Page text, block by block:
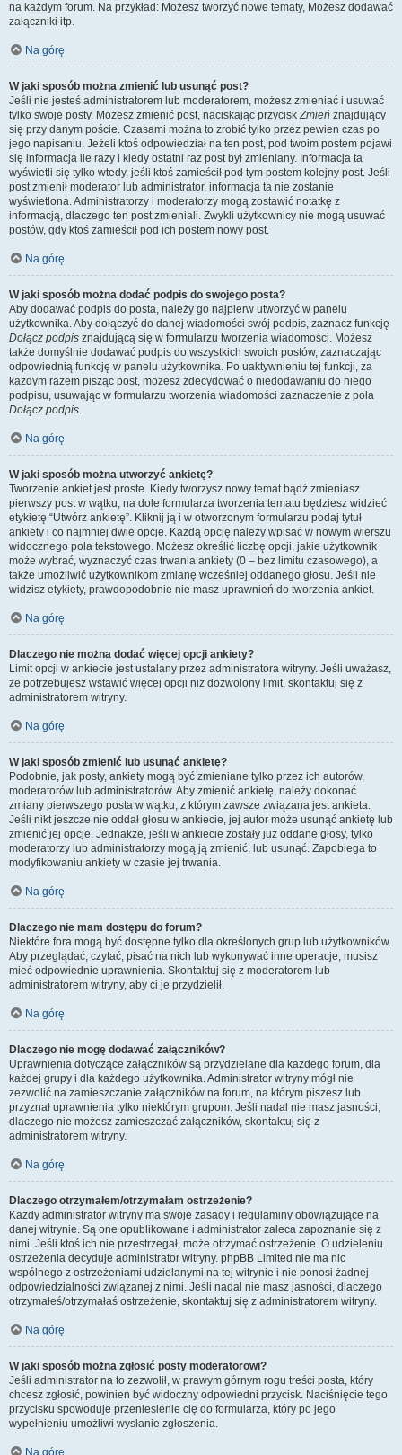
na każdym forum. Na przykład: Możesz tworzyć nowe tematy, Możesz dodawać
załączniki itp.
Na górę
W jaki sposób można zmienić lub usunąć post?
Jeśli nie jesteś administratorem lub moderatorem, możesz zmieniać i usuwać
tylko swoje posty. Możesz zmienić post, naciskając przyciskZmień znajdujący
się przy danym poście. Czasami można to zrobić tylko przez pewien czas po
jego napisaniu. Jeżeli ktoś odpowiedział na ten post, pod twoim postem pojawi
się informacja ile razy i kiedy ostatni raz post był zmieniany. Informacja ta
wyświetli się tylko wtedy, jeśli ktoś zamieścił pod tym postem kolejny post. Jeśli
post zmienił moderator lub administrator, informacja ta nie zostanie
wyświetlona. Administratorzy i moderatorzy mogą zostawić notatkę z
informacją, dlaczego ten post zmieniali. Zwykli użytkownicy nie mogą usuwać
postów, gdy ktoś zamieścił pod ich postem nowy post.
Na górę
W jaki sposób można dodać podpis do swojego posta?
Aby dodawać podpis do posta, należy go najpierw utworzyć w panelu
użytkownika. Aby dołączyć do danej wiadomości swój podpis, zaznacz funkcję
Dołącz podpis znajdującą się w formularzu tworzenia wiadomości. Możesz
także domyślnie dodawać podpis do wszystkich swoich postów, zaznaczając
odpowiednią funkcję w panelu użytkownika. Po uaktywnieniu tej funkcji, za
każdym razem pisząc post, możesz zdecydować o niedodawaniu do niego
podpisu, usuwając w formularzu tworzenia wiadomości zaznaczenie z pola
Dołącz podpis.
Na górę
W jaki sposób można utworzyć ankietę?
Tworzenie ankiet jest proste. Kiedy tworzysz nowy temat bądź zmieniasz
pierwszy post w wątku, na dole formularza tworzenia tematu będziesz widzieć
etykietę “Utwórz ankietę”. Kliknij ją i w otworzonym formularzu podaj tytuł
ankiety i co najmniej dwie opcje. Każdą opcję należy wpisać w nowym wierszu
widocznego pola tekstowego. Możesz określić liczbę opcji, jakie użytkownik
może wybrać, wyznaczyć czas trwania ankiety (0 – bez limitu czasowego), a
także umożliwić użytkownikom zmianę wcześniej oddanego głosu. Jeśli nie
widzisz etykiety, prawdopodobnie nie masz uprawnień do tworzenia ankiet.
Na górę
Dlaczego nie można dodać więcej opcji ankiety?
Limit opcji w ankiecie jest ustalany przez administratora witryny. Jeśli uważasz,
że potrzebujesz wstawić więcej opcji niż dozwolony limit, skontaktuj się z
administratorem witryny.
Na górę
W jaki sposób zmienić lub usunąć ankietę?
Podobnie, jak posty, ankiety mogą być zmieniane tylko przez ich autorów,
moderatorów lub administratorów. Aby zmienić ankietę, należy dokonać
zmiany pierwszego posta w wątku, z którym zawsze związana jest ankieta.
Jeśli nikt jeszcze nie oddał głosu w ankiecie, jej autor może usunąć ankietę lub
zmienić jej opcje. Jednakże, jeśli w ankiecie zostały już oddane głosy, tylko
moderatorzy lub administratorzy mogą ją zmienić, lub usunąć. Zapobiega to
modyfikowaniu ankiety w czasie jej trwania.
Na górę
Dlaczego nie mam dostępu do forum?
Niektóre fora mogą być dostępne tylko dla określonych grup lub użytkowników.
Aby przeglądać, czytać, pisać na nich lub wykonywać inne operacje, musisz
mieć odpowiednie uprawnienia. Skontaktuj się z moderatorem lub
administratorem witryny, aby ci je przydzielił.
Na górę
Dlaczego nie mogę dodawać załączników?
Uprawnienia dotyczące załączników są przydzielane dla każdego forum, dla
każdej grupy i dla każdego użytkownika. Administrator witryny mógł nie
zezwolić na zamieszczanie załączników na forum, na którym piszesz lub
przyznał uprawnienia tylko niektórym grupom. Jeśli nadal nie masz jasności,
dlaczego nie możesz zamieszczać załączników, skontaktuj się z
administratorem witryny.
Na górę
Dlaczego otrzymałem/otrzymałam ostrzeżenie?
Każdy administrator witryny ma swoje zasady i regulaminy obowiązujące na
danej witrynie. Są one opublikowane i administrator zaleca zapoznanie się z
nimi. Jeśli ktoś ich nie przestrzegał, może otrzymać ostrzeżenie. O udzieleniu
ostrzeżenia decyduje administrator witryny. phpBB Limited nie ma nic
wspólnego z ostrzeżeniami udzielanymi na tej witrynie i nie ponosi żadnej
odpowiedzialności związanej z nimi. Jeśli nadal nie masz jasności, dlaczego
otrzymałeś/otrzymałaś ostrzeżenie, skontaktuj się z administratorem witryny.
Na górę
W jaki sposób można zgłosić posty moderatorowi?
Jeśli administrator na to zezwolił, w prawym górnym rogu treści posta, który
chcesz zgłosić, powinien być widoczny odpowiedni przycisk. Naciśnięcie tego
przycisku spowoduje przeniesienie cię do formularza, który po jego
wypełnieniu umożliwi wysłanie zgłoszenia.
Na górę